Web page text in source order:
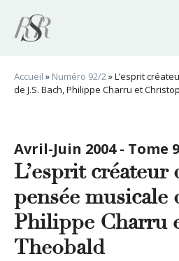
contenu
Accueil » Numéro 92/2»L’esprit
de J.S. Bach, Philippe Charru et
Avril-Juin 2004 - Tome
L’esprit créateur
pensée musicale
Philippe Charru
Theobald